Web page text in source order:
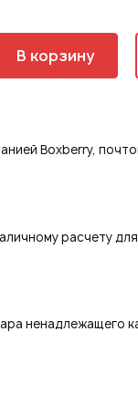
В корзину
Boxberry,
расчету
ненадлежащего